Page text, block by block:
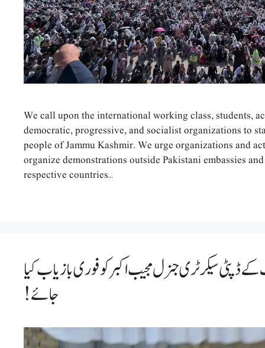
We call upon the international working class, students,
democratic, progressive, and socialist organizations to
people of Jammu Kashmir. We urge organizations and
organize demonstrations outside Pakistani embassies
respective countries…
سیکرٹری جنرل مجیب اکبر کو فوری بازیاب کیا
جائے!